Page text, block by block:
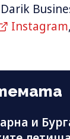
Instagram,
и